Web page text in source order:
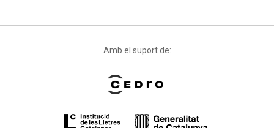
Amb el suport de: